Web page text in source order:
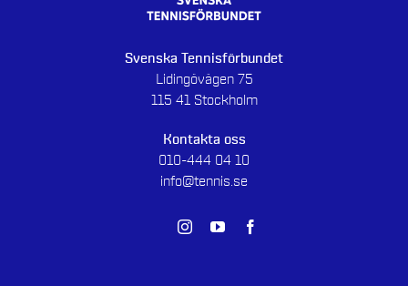
Svenska Tennisförbundet
Lidingövägen 75
115 41 Stockholm
Kontakta oss
010-444 04 10
info@tennis.se